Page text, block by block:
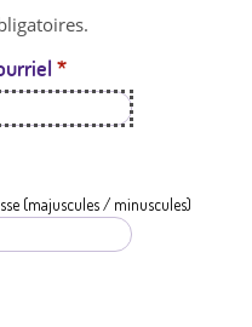
*
(majuscules / minuscules)